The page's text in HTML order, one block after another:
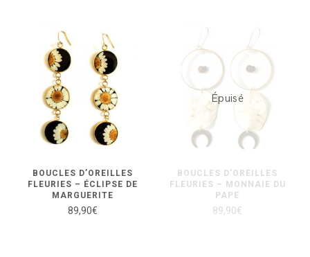
BOUCLES D’OREILLES
FLEURIES – ÉCLIPSE DE
MARGUERITE
89,90€
BOUCLES D’OREILLES
FLEURIES – MONNAIE DU
PAPE
89,90€
Épuisé